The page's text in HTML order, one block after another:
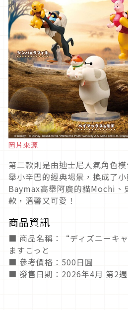
圖片來源
第二款則是由迪士尼人氣角色
舉小辛巴的經典場景，換成了小
Baymax高舉阿廣的貓Mochi、
款，溫馨又可愛！
商品資訊
■ 商品名稱：“ディズニーキ
ますこっと
■ 參考價格：500日圓
■ 發售日期：2026年4月 第2週